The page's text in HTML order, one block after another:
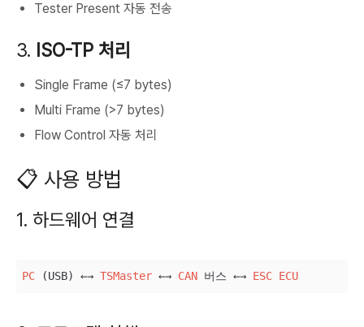
Tester Present 자동 전송
3. ISO-TP 처리
Single Frame (≤7 bytes)
Multi Frame (>7 bytes)
Flow Control 자동 처리
📋 사용 방법
1. 하드웨어 연결
PC (USB) ←→ TSMaster ←→ CAN 버스 ←→ ESC ECU